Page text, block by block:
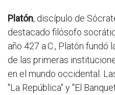
Platón, discípulo de
destacado filósofo
año 427 a.C., Platón fundó
de las primeras
en el mundo occidental.
"La República" y "El